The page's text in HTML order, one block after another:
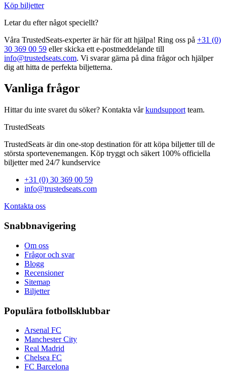
Köp biljetter
Letar du efter något speciellt?
Våra TrustedSeats‑experter är här för att hjälpa! Ring oss på +31 (0)
30 369 00 59 eller skicka ett e‑postmeddelande till
info@trustedseats.com. Vi svarar gärna på dina frågor och hjälper
dig att hitta de perfekta biljetterna.
Vanliga frågor
Hittar du inte svaret du söker? Kontakta vårkundsupport team.
TrustedSeats
TrustedSeats är din one-stop destination för att köpa biljetter till de
största sportevenemangen. Köp tryggt och säkert 100% officiella
biljetter med 24/7 kundservice
+31 (0) 30 369 00 59
info@trustedseats.com
Kontakta oss
Snabbnavigering
Om oss
Frågor och svar
Blogg
Recensioner
Sitemap
Biljetter
Populära fotbollsklubbar
Arsenal FC
Manchester City
Real Madrid
Chelsea FC
FC Barcelona